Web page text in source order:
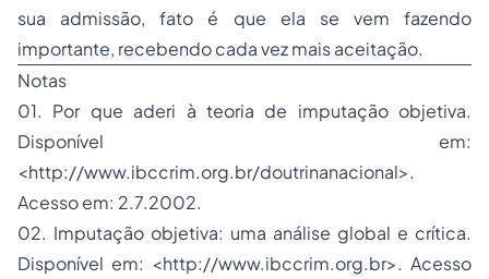
sua admissão, fato é que ela se vem fazendo
importante, recebendo cada vez mais aceitação.
Notas
01. Por que aderi à teoria de imputação objetiva.
Disponível em:
<http://www.ibccrim.org.br/doutrinanacional>.
Acesso em: 2.7.2002.
02. Imputação objetiva: uma análise global e crítica.
Disponível em: <http://www.ibccrim.org.br>. Acesso